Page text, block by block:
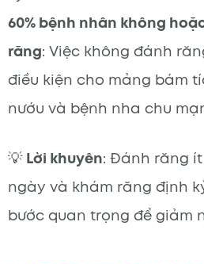
60% bệnh nhân không
răng: Việc không đánh
điều kiện cho mảng bám
nướu và bệnh nha chu
💡Lời khuyên: Đánh răng
ngày và khám răng định
bước quan trọng để giảm